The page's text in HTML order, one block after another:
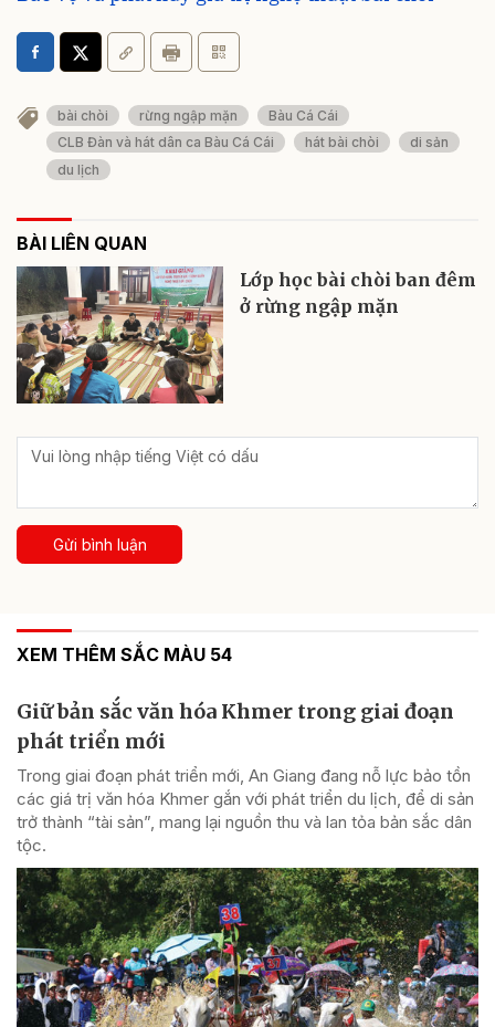
bài chòi rừng ngập mặn
Bàu Cá Cái
CLB Đàn và hát dân ca Bàu Cá Cái
hát bài chòi
di sản
du lịch
BÀI LIÊN QUAN
Lớp học bài chòi ban đêm
ở rừng ngập mặn
Gửi bình luận
XEM THÊM SẮC MÀU 54
Giữ bản sắc văn hóa Khmer trong giai đoạn
phát triển mới
Trong giai đoạn phát triển mới, An Giang đang nỗ lực bảo tồn
các giá trị văn hóa Khmer gắn với phát triển du lịch, để di sản
trở thành “tài sản”, mang lại nguồn thu và lan tỏa bản sắc dân
tộc.